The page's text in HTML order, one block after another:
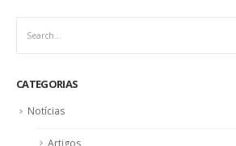
CATEGORIAS
Notícias
Artigos